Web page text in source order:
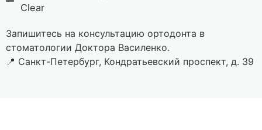
Clear
Запишитесь на консультацию ортодонта в
стоматологии Доктора Василенко.
📍 Санкт-Петербург, Кондратьевский проспект, д. 39